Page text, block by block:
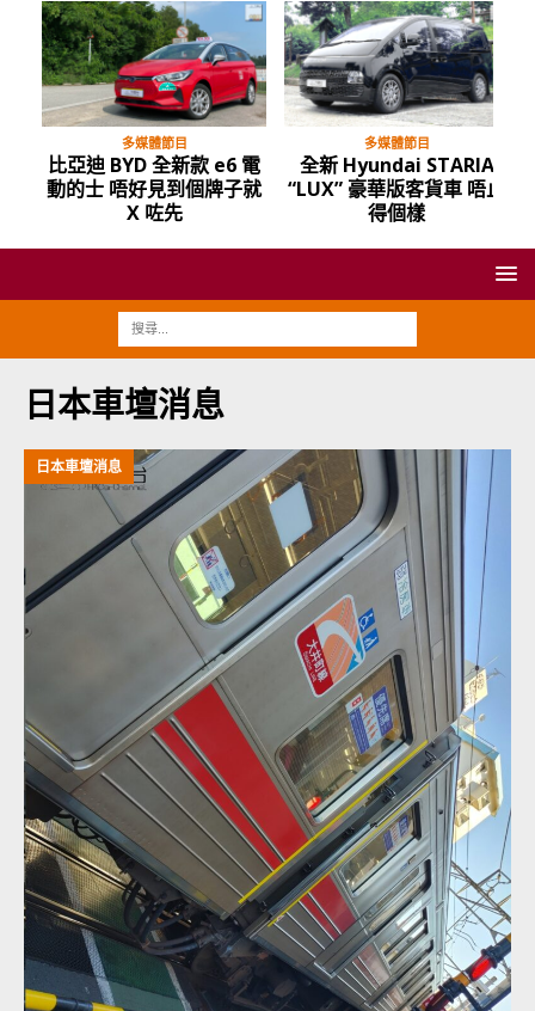
多媒體節目
比亞迪 BYD 全新款 e6 電
動的士 唔好見到個牌子就
X 咗先
多媒體節目
全新 Hyundai STARIA
“LUX” 豪華版客貨車 唔止
得個樣
日本車壇消息
日本車壇消息